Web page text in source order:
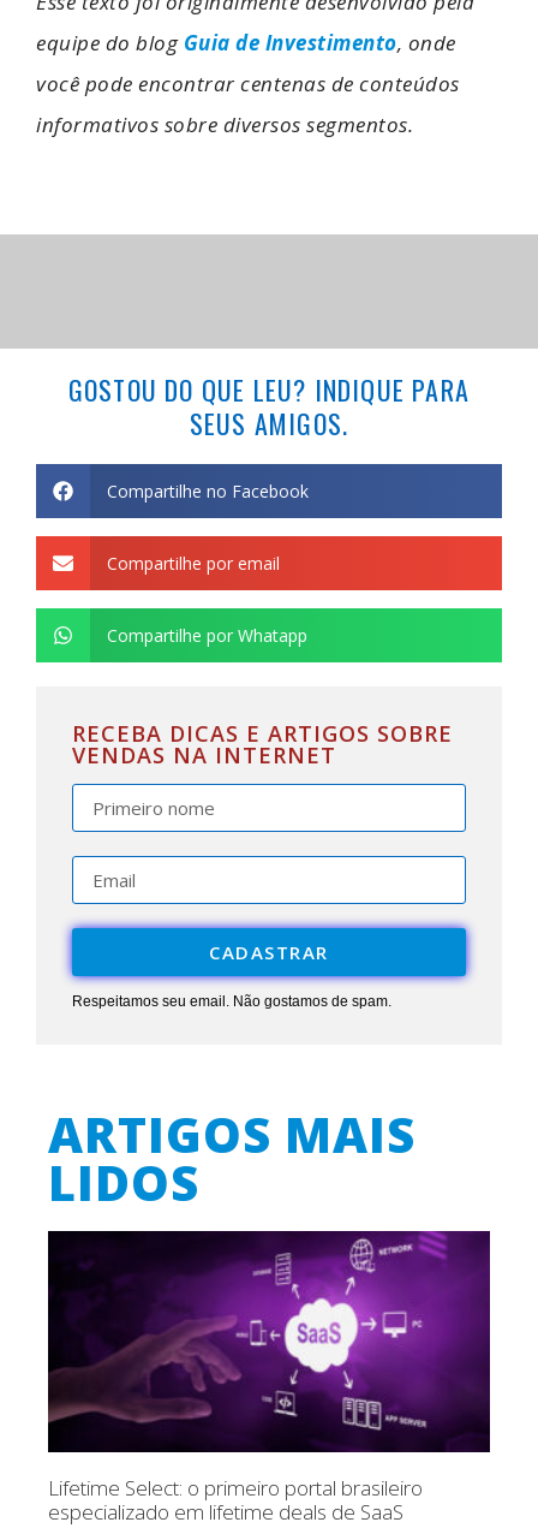
equipe do blog Guia de Investimento, onde
você pode encontrar centenas de conteúdos
informativos sobre diversos segmentos.
GOSTOU DO QUE LEU? INDIQUE PARA
SEUS AMIGOS.
Compartilhe no Facebook
Compartilhe por email
Compartilhe por Whatapp
RECEBA DICAS E ARTIGOS SOBRE
VENDAS NA INTERNET
CADASTRAR
Respeitamos seu email. Não gostamos de spam.
ARTIGOS MAIS
LIDOS
Lifetime Select: o primeiro portal brasileiro
especializado em lifetime deals de SaaS